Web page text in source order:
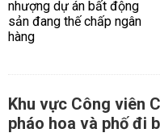
Khu vực Công viên
pháo hoa và phố đi